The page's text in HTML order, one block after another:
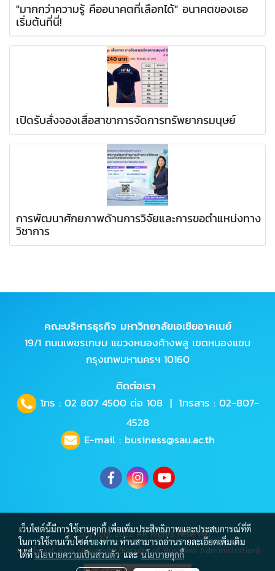
"มากกว่าความรู้ คืออนาคตที่เลือกได้" อนาคตของเธอ
เริ่มต้นที่นี่!
เปิดรับสั่งจองเสื้อสาขาการจัดการทรัพยากรมนุษย์
การพัฒนาศักยภาพด้านการวิจัยและการขอตำแหน่งทาง
วิชาการ
คณะบริหารธุรกิจ มหาวิทยาลัยเอเชียอาคเนย์
19/1 ถนนเพชรเกษม แขวงหนองค้างพลู เขตหนองแขม
กรุงเทพมหานครฯ 10160
ติดต่อเรา
โทร : 02 807 4500ต่อ 108 | โทรสาร : 02-807-
4528
E-mail : business@sau.ac.th
© Copyright 2022 All Rights Reserved
Southeast Asia University (Faculty of Business Administration)
เว็บไซต์นี้มีการใช้งานคุกกี้ เพื่อเพิ่มประสิทธิภาพและประสบการณ์ที่ดี
ในการใช้งานเว็บไซต์ของท่าน ท่านสามารถอ่านรายละเอียดเพิ่มเติม
ได้ที่นโยบายความเป็นส่วนตัวและนโยบายคุกกี้